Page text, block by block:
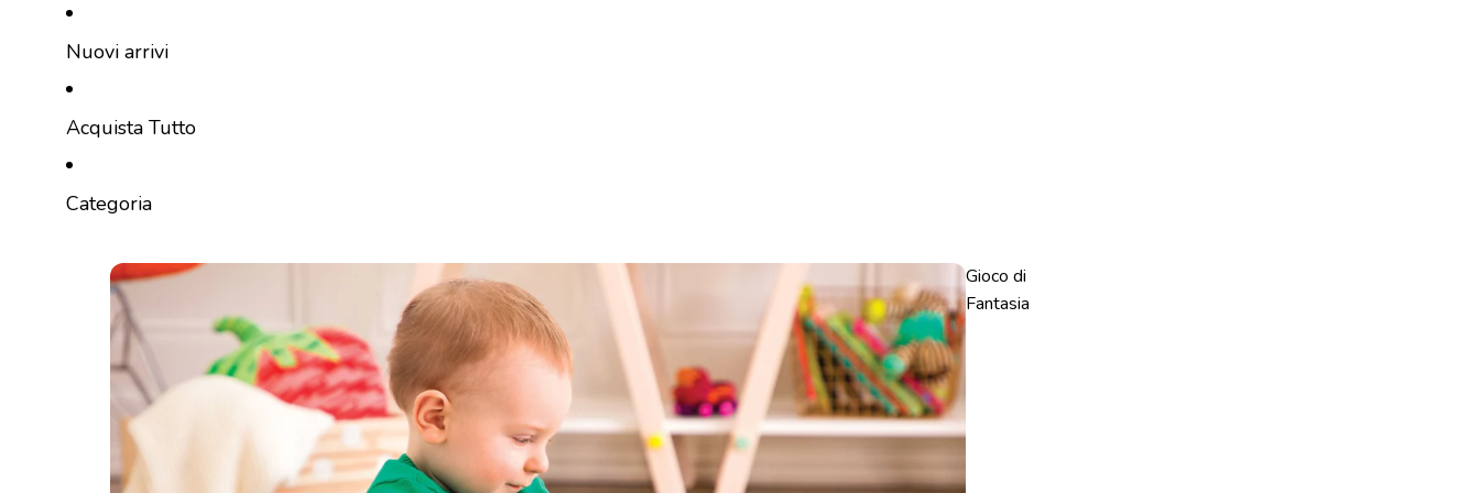
Nuovi arrivi
Acquista Tutto
Categoria
Gioco di
Fantasia